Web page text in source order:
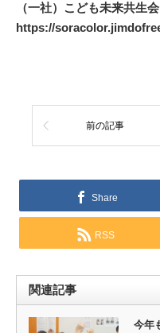
（一社）こども未来共生
https://
前の記事
Share
RSS
関連記事
今年